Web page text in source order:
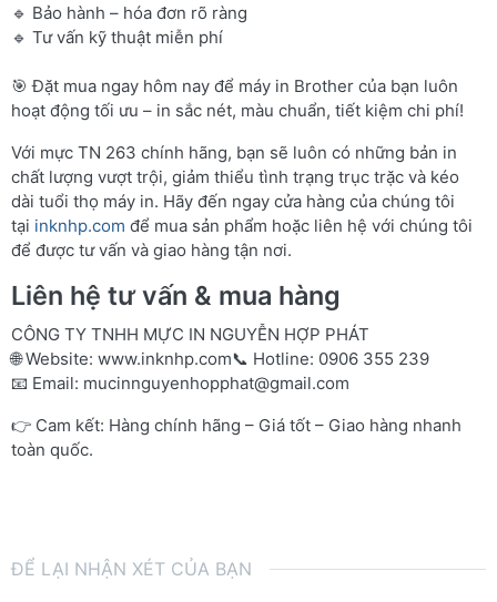
🔹 Bảo hành – hóa đơn rõ ràng
🔹 Tư vấn kỹ thuật miễn phí
🎯 Đặt mua ngay hôm nay để máy in Brother của bạn luôn
hoạt động tối ưu – in sắc nét, màu chuẩn, tiết kiệm chi phí!
Với mực TN 263 chính hãng, bạn sẽ luôn có những bản in
chất lượng vượt trội, giảm thiểu tình trạng trục trặc và kéo
dài tuổi thọ máy in. Hãy đến ngay cửa hàng của chúng tôi
tại inknhp.com để mua sản phẩm hoặc liên hệ với chúng tôi
để được tư vấn và giao hàng tận nơi.
Liên hệ tư vấn & mua hàng
CÔNG TY TNHH MỰC IN NGUYỄN HỢP PHÁT
🌐 Website: www.inknhp.com📞 Hotline: 0906 355 239
📧 Email: mucinnguyenhopphat@gmail.com
👉 Cam kết: Hàng chính hãng – Giá tốt – Giao hàng nhanh
toàn quốc.
ĐỂ LẠI NHẬN XÉT CỦA BẠN